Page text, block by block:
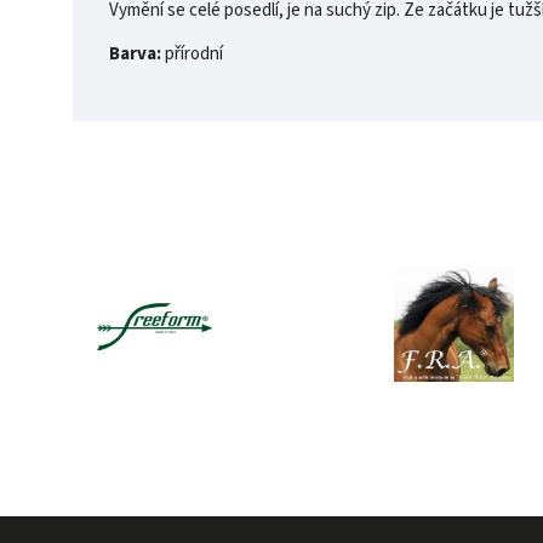
Vymění se celé posedlí, je na suchý zip. Ze začátku je
Barva:přírodní